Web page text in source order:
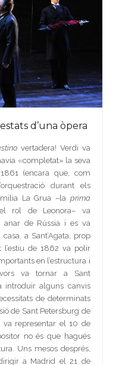
d’una òpera
vertadera! Verdi va
«completat» la seva
(encara que, com
durant els
La Grua –la prima
rol de Leonora– va
anar de Rússia i es va
a Sant’Agata, prop
de 1862 va polir
en l’estructura i
va tornar a Sant
introduir alguns canvis
de determinats
de Sant Petersburg de
va representar el 10 de
no és que hagués
Uns mesos després,
a Madrid el 21 de